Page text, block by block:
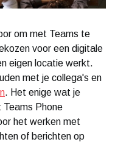
om met Teams te
voor een digitale
eigen locatie werkt.
met je collega's en
. Het enige wat je
Teams Phone
het werken met
of berichten op